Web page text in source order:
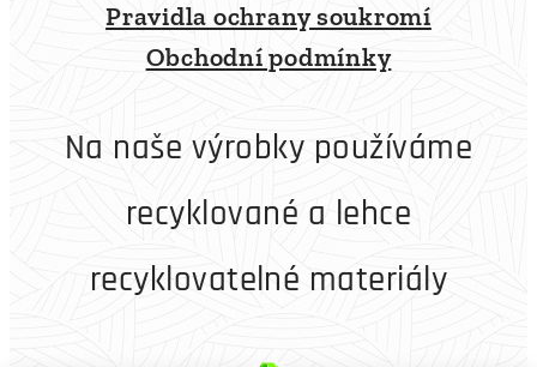
Pravidla ochrany soukromí
Obchodní podmínky
Na naše výrobky používáme
recyklované a lehce
recyklovatelné materiály